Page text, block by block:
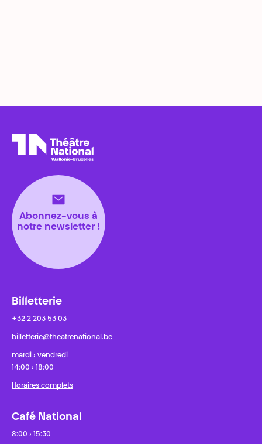
Abonnez-vous à
notre newsletter !
Billetterie
+32 2 203 53 03
billetterie@theatrenational.be
mardi › vendredi
14:00 › 18:00
Horaires complets
Café National
8:00 › 15:30